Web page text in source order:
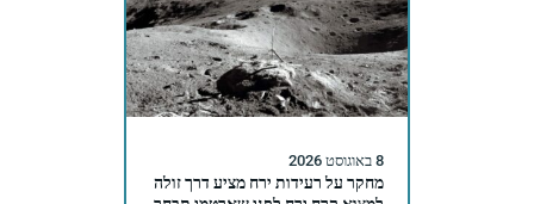
8 באוגוסט 2026
מחקר על רעידות ירח מציע דרך זולה